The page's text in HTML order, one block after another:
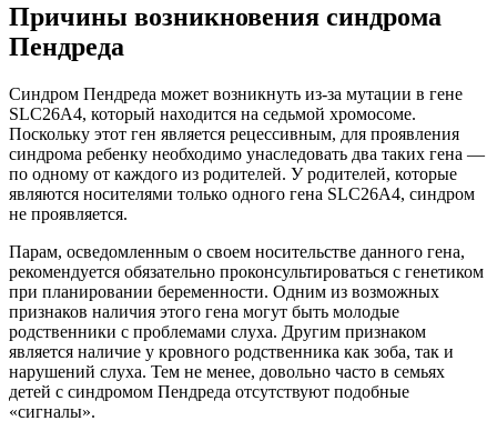
Причины возникновения синдрома
Пендреда
Синдром Пендреда может возникнуть из-за мутации в гене
SLC26A4, который находится на седьмой хромосоме.
Поскольку этот ген является рецессивным, для проявления
синдрома ребенку необходимо унаследовать два таких гена —
по одному от каждого из родителей. У родителей, которые
являются носителями только одного гена SLC26A4, синдром
не проявляется.
Парам, осведомленным о своем носительстве данного гена,
рекомендуется обязательно проконсультироваться с генетиком
при планировании беременности. Одним из возможных
признаков наличия этого гена могут быть молодые
родственники с проблемами слуха. Другим признаком
является наличие у кровного родственника как зоба, так и
нарушений слуха. Тем не менее, довольно часто в семьях
детей с синдромом Пендреда отсутствуют подобные
«сигналы».